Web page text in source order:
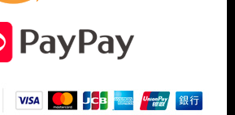
SW［SPHEROS SW］対応 カスタム
ス［EXSENCE］対応 カスタムパーツ
スBB［EXSENCE BB］対応 カスタム